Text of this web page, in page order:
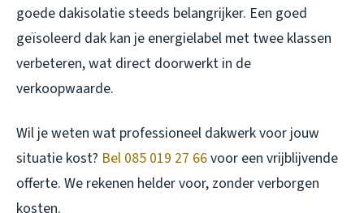
goede dakisolatie steeds belangrijker. Een goed
geïsoleerd dak kan je energielabel met twee klassen
verbeteren, wat direct doorwerkt in de
verkoopwaarde.
Wil je weten wat professioneel dakwerk voor jouw
situatie kost? Bel 085 019 27 66voor een vrijblijvende
offerte. We rekenen helder voor, zonder verborgen
kosten.